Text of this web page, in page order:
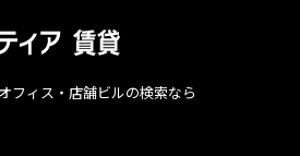
フィス・店舗ビルの検索なら